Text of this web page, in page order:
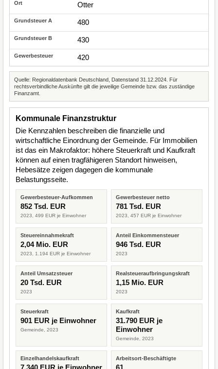
Otter
480
430
420
Quelle: Regionaldatenbank Deutschland, Datenstand 31.12.2024. Für
rechtsverbindliche Auskünfte gilt die jeweilige Gemeinde bzw. das zuständige
Finanzamt.
Kommunale Finanzstruktur
Die Kennzahlen beschreiben die finanzielle und
wirtschaftliche Einordnung der Gemeinde. Für Immobilien
ist das ein Makrofaktor: höhere Steuerkraft und Kaufkraft
können auf einen tragfähigeren Standort hinweisen,
Hebesätze zeigen dagegen die kommunale
Belastungsseite.
Gewerbesteuer-Aufkommen
852 Tsd. EUR
2023, 499 EUR je Einwohner
Gewerbesteuer netto
781 Tsd. EUR
2023, 457 EUR je Einwohner
Steuereinnahmekraft
2,04 Mio. EUR
2023, 1.194 EUR je Einwohner
Anteil Einkommensteuer
946 Tsd. EUR
2023
Anteil Umsatzsteuer
20 Tsd. EUR
2023
Realsteueraufbringungskraft
1,15 Mio. EUR
2023
Steuerkraft
901 EUR je Einwohner
Gemeinde, 2023
Kaufkraft
31.790 EUR je
Einwohner
Gemeinde, 2023
Einzelhandelskaufkraft
7.340 EUR je Einwohner
Arbeitsort-Beschäftigte
61